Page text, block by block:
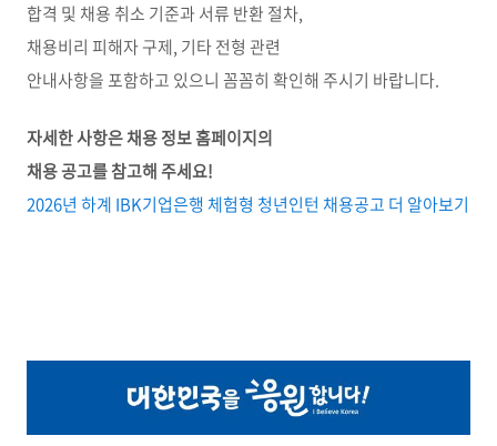
합격 및 채용 취소 기준과 서류 반환 절차,
채용비리 피해자 구제, 기타 전형 관련
안내사항을 포함하고 있으니 꼼꼼히 확인해 주시기 바랍니다.
자세한 사항은 채용 정보 홈페이지의
채용 공고를 참고해 주세요!
2026년 하계 IBK기업은행 체험형 청년인턴 채용공고 더 알아보기